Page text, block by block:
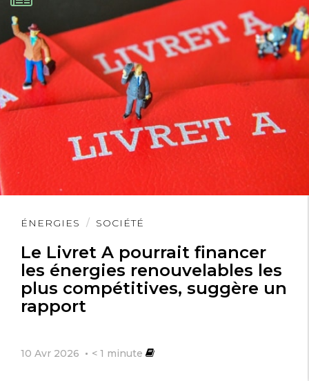
ÉNERGIES SOCIÉTÉ
Le Livret A pourrait financer
les énergies renouvelables les
plus compétitives, suggère un
rapport
10 Avr 2026 < 1 minute
Lire